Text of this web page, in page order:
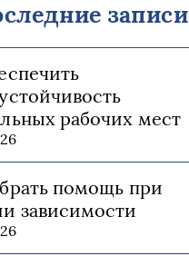
записи
рабочих мест
помощь при
зависимости